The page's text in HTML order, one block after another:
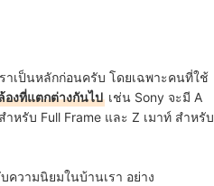
าเป็นหลักก่อนครับ โดยเฉพาะคนที่ใช้
องที่แตกต่างกันไป เช่น Sony จะมี A
ำหรับ Full Frame และ Z เมาท์ สำหรับ
ความนิยมในบ้านเรา อย่าง